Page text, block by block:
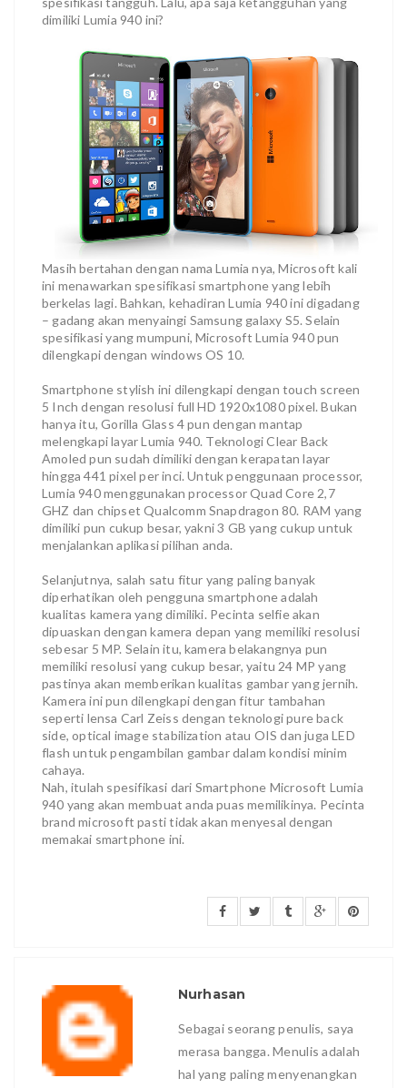
dimiliki Lumia 940 ini?
Masih bertahan dengan nama Lumia nya, Microsoft kali
ini menawarkan spesifikasi smartphone yang lebih
berkelas lagi. Bahkan, kehadiran Lumia 940 ini digadang
– gadang akan menyaingi Samsung galaxy S5. Selain
spesifikasi yang mumpuni, Microsoft Lumia 940 pun
dilengkapi dengan windows OS 10.
Smartphone stylish ini dilengkapi dengan touch screen
5 Inch dengan resolusi full HD 1920x1080 pixel. Bukan
hanya itu, Gorilla Glass 4 pun dengan mantap
melengkapi layar Lumia 940. Teknologi Clear Back
Amoled pun sudah dimiliki dengan kerapatan layar
hingga 441 pixel per inci. Untuk penggunaan processor,
Lumia 940 menggunakan processor Quad Core 2,7
GHZ dan chipset Qualcomm Snapdragon 80. RAM yang
dimiliki pun cukup besar, yakni 3 GB yang cukup untuk
menjalankan aplikasi pilihan anda.
Selanjutnya, salah satu fitur yang paling banyak
diperhatikan oleh pengguna smartphone adalah
kualitas kamera yang dimiliki. Pecinta selfie akan
dipuaskan dengan kamera depan yang memiliki resolusi
sebesar 5 MP. Selain itu, kamera belakangnya pun
memiliki resolusi yang cukup besar, yaitu 24 MP yang
pastinya akan memberikan kualitas gambar yang jernih.
Kamera ini pun dilengkapi dengan fitur tambahan
seperti lensa Carl Zeiss dengan teknologi pure back
side, optical image stabilization atau OIS dan juga LED
flash untuk pengambilan gambar dalam kondisi minim
cahaya.
Nah, itulah spesifikasi dari Smartphone Microsoft Lumia
940 yang akan membuat anda puas memilikinya. Pecinta
brand microsoft pasti tidak akan menyesal dengan
memakai smartphone ini.
Nurhasan
Sebagai seorang penulis, saya
merasa bangga. Menulis adalah
hal yang paling menyenangkan